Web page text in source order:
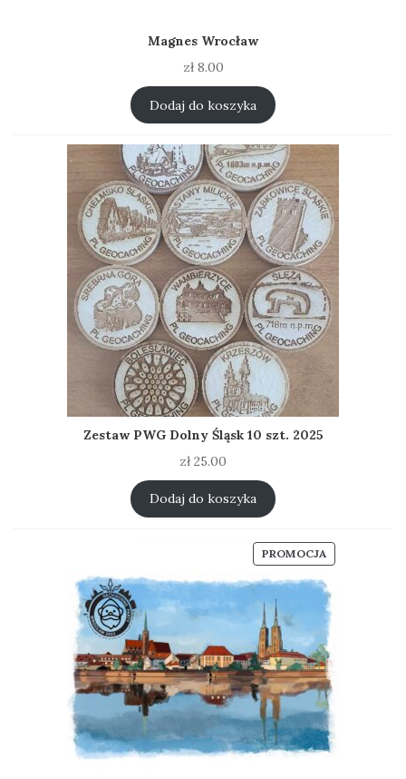
Magnes Wrocław
zł8.00
Dodaj do koszyka
Zestaw PWG Dolny Śląsk 10 szt. 2025
zł25.00
Dodaj do koszyka
PROMOCJAPRODUKT
W
PROMOCJI